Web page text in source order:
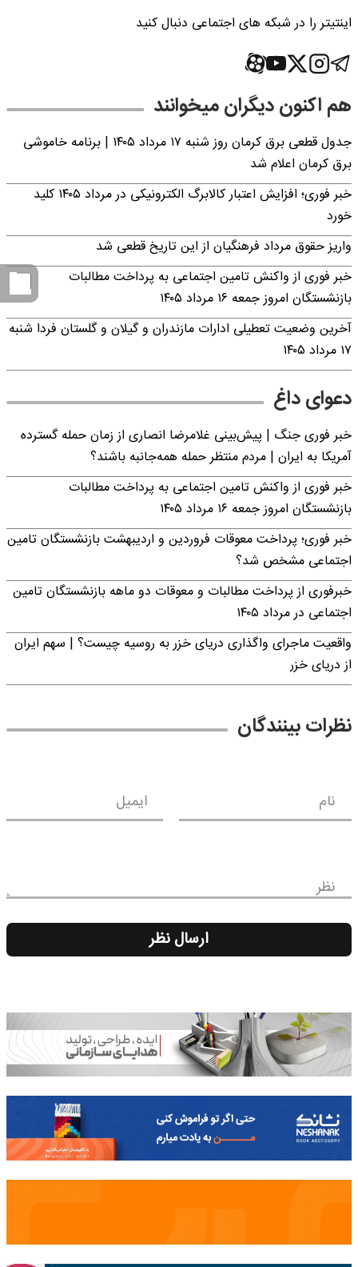
اینتیتر را در شبکه های اجتماعی دنبال کنید
هم اکنون دیگران میخوانند
جدول قطعی برق کرمان روز شنبه ۱۷ مرداد ۱۴۰۵ | برنامه خاموشی
برق کرمان اعلام شد
خبر فوری؛ افزایش اعتبار کالابرگ الکترونیکی در مرداد ۱۴۰۵ کلید
خورد
واریز حقوق مرداد فرهنگیان از این تاریخ قطعی شد
خبر فوری از واکنش تامین اجتماعی به پرداخت مطالبات
بازنشستگان امروز جمعه ۱۶ مرداد ۱۴۰۵
آخرین وضعیت تعطیلی ادارات مازندران و گیلان و گلستان فردا شنبه
۱۷ مرداد ۱۴۰۵
دعوای داغ
خبر فوری جنگ | پیش‌بینی غلامرضا انصاری از زمان حمله گسترده
آمریکا به ایران | مردم منتظر حمله همه‌جانبه باشند؟
خبر فوری از واکنش تامین اجتماعی به پرداخت مطالبات
بازنشستگان امروز جمعه ۱۶ مرداد ۱۴۰۵
خبر فوری؛ پرداخت معوقات فروردین و اردیبهشت بازنشستگان تامین
اجتماعی مشخص شد؟
خبرفوری از پرداخت مطالبات و معوقات دو ماهه بازنشستگان تامین
اجتماعی در مرداد ۱۴۰۵
واقعیت ماجرای واگذاری دریای خزر به روسیه چیست؟ | سهم ایران
از دریای خزر
نظرات بینندگان
نام ایمیل
نظر
ارسال نظر